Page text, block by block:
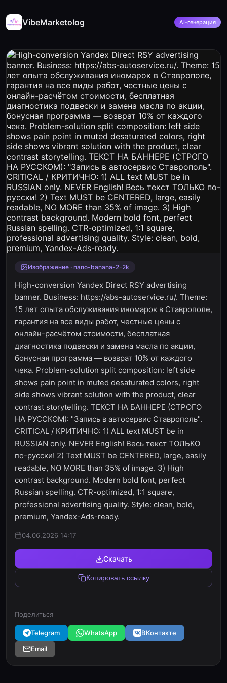
VibeMarketolog AI-генерация
Изображение · nano-banana-2-2k
High-conversion Yandex Direct RSY advertising
banner. Business: https://abs-autoservice.ru/. Theme:
15 лет опыта обслуживания иномарок в Ставрополе,
гарантия на все виды работ, честные цены с
онлайн-расчётом стоимости, бесплатная
диагностика подвески и замена масла по акции,
бонусная программа — возврат 10% от каждого
чека. Problem-solution split composition: left side
shows pain point in muted desaturated colors, right
side shows vibrant solution with the product, clear
contrast storytelling. ТЕКСТ НА БАННЕРЕ (СТРОГО
НА РУССКОМ): "Запись в автосервис Ставрополь".
CRITICAL / КРИТИЧНО: 1) ALL text MUST be in
RUSSIAN only. NEVER English! Весь текст ТОЛЬКО
по-русски! 2) Text MUST be CENTERED, large, easily
readable, NO MORE than 35% of image. 3) High
contrast background. Modern bold font, perfect
Russian spelling. CTR-optimized, 1:1 square,
professional advertising quality. Style: clean, bold,
premium, Yandex-Ads-ready.
04.06.2026 14:17
Скачать
Копировать ссылку
Поделиться
Telegram WhatsApp
ВКонтакте
Email